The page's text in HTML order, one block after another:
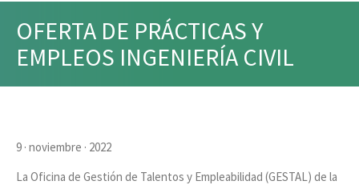
OFERTA DE PRÁCTICAS Y
EMPLEOS INGENIERÍA CIVIL
9 · noviembre · 2022
La Oficina de Gestión de Talentos y Empleabilidad (GESTAL) de la